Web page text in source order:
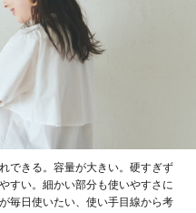
できる。容量が大きい。硬すぎず
すい。細かい部分も使いやすさに
毎日使いたい、使い手目線から考